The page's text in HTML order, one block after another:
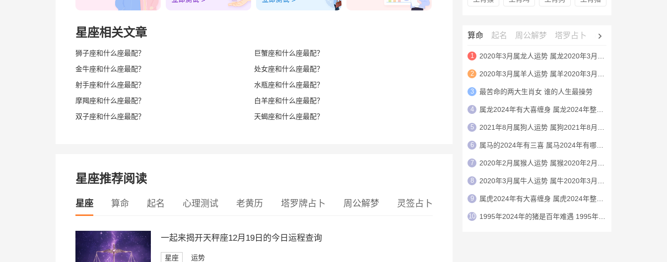
星座相关文章
狮子座和什么座最配？
巨蟹座和什么座最配？
金牛座和什么座最配？
处女座和什么座最配？
射手座和什么座最配？
水瓶座和什么座最配？
摩羯座和什么座最配？
白羊座和什么座最配？
双子座和什么座最配？
天蝎座和什么座最配？
星座推荐阅读
星座 算命 起名 心理测试 老黄历 塔罗牌占卜 周公解梦 灵签占卜
一起来揭开天秤座12月19日的今日运程查询
星座 运势
算命 起名 周公解梦 塔罗占卜 心理测试
1 2020年3月属龙人运势 属龙2020年3月运程
2 2020年3月属羊人运势 属羊2020年3月运程
3 最苦命的两大生肖女 谁的人生最操劳
4 属龙2024年有大喜缠身 属龙2024年整体运势
5 2021年8月属狗人运势 属狗2021年8月运程
6 属马的2024年有三喜 属马2024年有哪三喜
7 2020年2月属猴人运势 属猴2020年2月运程
8 2020年3月属牛人运势 属牛2020年3月运程
9 属虎2024年有大喜缠身 属虎2024年整体运势
10 1995年2024年的猪是百年难遇 1995年2024年猪运势如何